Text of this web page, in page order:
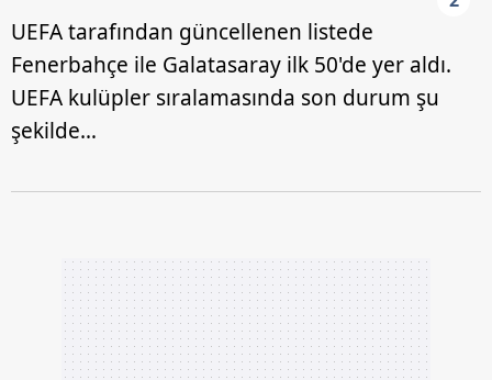
UEFA tarafından güncellenen listede
Fenerbahçe ile Galatasaray ilk 50'de yer aldı.
UEFA kulüpler sıralamasında son durum şu
şekilde…